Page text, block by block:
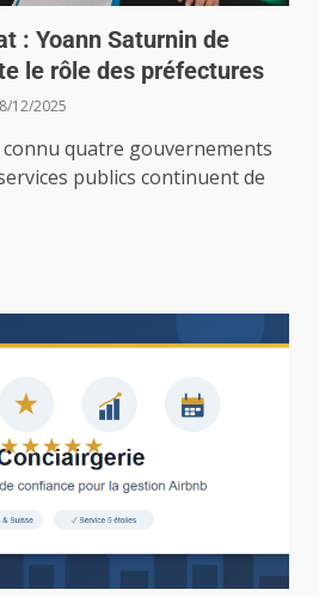
: Yoann Saturnin de
le rôle des préfectures
12/2025
connu quatre gouvernements
publics continuent de